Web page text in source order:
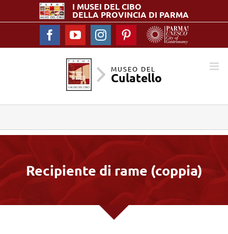
I MUSEI DELCIBO
DELLA PROVINCIA DI PARMA
FacebookYouTubeInstagramPinterest
MUSEO DEL
Culatello
Recipiente di rame (coppia)